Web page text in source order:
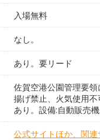
入場無料
なし。
あり。要リード
佐賀空港公園管理要
揚げ禁止、火気使用
あり。設備:自動販売
公式サイトほか、関